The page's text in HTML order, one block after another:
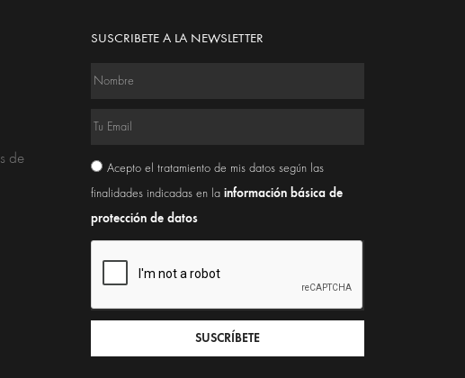
de
SUSCRIBETE A LA NEWSLETTER
Acepto el tratamiento de mis datos según las
finalidades indicadas en la información básica de
protección de datos
SUSCRÍBETE